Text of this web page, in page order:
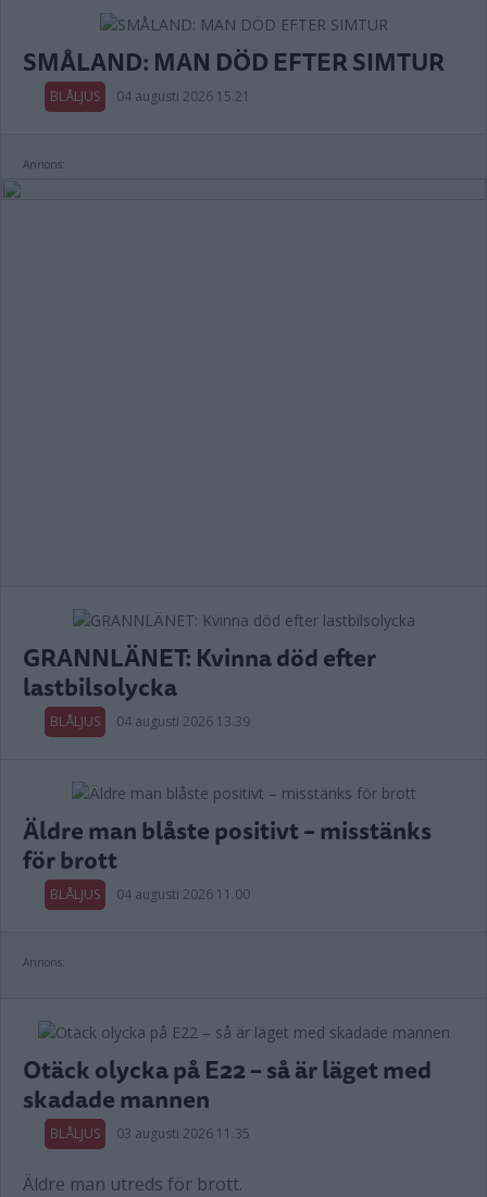
SMÅLAND: MAN DÖD EFTER SIMTUR
BLÅLJUS 04 augusti 2026 15.21
Annons:
GRANNLÄNET: Kvinna död efter
lastbilsolycka
BLÅLJUS 04 augusti 2026 13.39
Äldre man blåste positivt – misstänks
för brott
BLÅLJUS 04 augusti 2026 11.00
Annons:
Otäck olycka på E22 – så är läget med
skadade mannen
BLÅLJUS 03 augusti 2026 11.35
Äldre man utreds för brott.